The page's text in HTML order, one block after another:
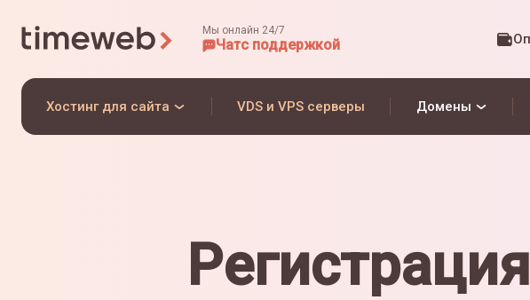
Мы онлайн 24/7
Чатс поддержкой
Хостинг для сайта VDS и VPS серверы Домены